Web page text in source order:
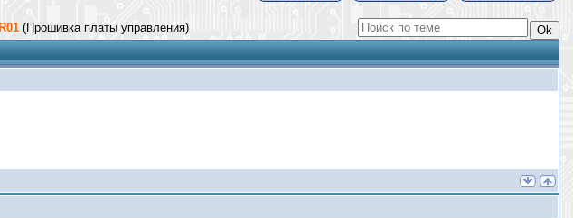
(Прошивка платы управления)